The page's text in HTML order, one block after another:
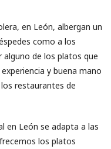
en León, albergan un
como a los
de los platos que
y buena mano
restaurantes de
en León se adapta a las
los platos